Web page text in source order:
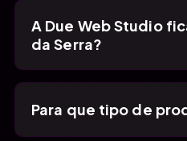
A Due Web Studio
da Serra?
Para que tipo de